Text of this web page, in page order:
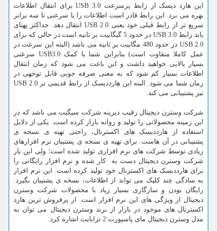
این هارد دیسک از رابط پرسرعت USB 3.0 برای انتقال اطلاعات
بهره می برد. این رابط قادر است اطلاعات را با سرعتی تا سه برابر
سریع تر از رابط قبلی خود یعنی USB 2.0 انتقال دهد. حداکثر پهنای
باند رابط USB 3.0 در حدود 5 گیگابیت بر ثانیه است در حالی که برای
USB 2.0 در حدود 480 مگابیت بر ثانیه می باشد (البته این سرعت در
عمل کاملا متفاوت است) بنابراین شما با کمک USB3.0 سرعتی
بسیار بالایی خواهید داشت و این باعث می شود که زمان انتقال
اطلاعات بسیار کم شود که به معنی صرفه جویی قابل توجهی در
زمان شما می شود. البته این هارددیسک از رابط قدیمی تر USB 2.0
نیز پشتیبانی می کند.
شرکت وسترن دیجیتال رقیب دیرینه شرکت سیگیت می باشد که در
این زمینه محصولاتی را تولید و روانه بازار کرده است. یکی از دلایل
استفاده از هارددیسک های اکسترنال، راحتی تهیه ی نسخه ی
پشتیبانی در آن هاست. برای تهیه ی نسخه ی پشتیبان نرم افزارهای
زیادی توسط شرکت های نرم افزاری تولید شده است؛ ولی این بار
شرکت وسترن دیجیتال دست به کار شده و نرم افزار رایگانی را
برای هارددیسک های اکسترنال خود تولید کرده است. این نرم افزار
به سادگی چند کلیک می تواند از اطلاعات، نسخه ی پشتیبان بگیرد.
رایگان بودن و سازگاری بسیار زیاد با محصولات شرکت وسترن
دیجیتال از ویژگی های این نرم افزار است. از پرفروش ترین هارد
اکسترنال های موجود در بازار از برند وسترن دیجیتال می توان به
مدل وسترن دیجیتال مای پاسپورت 2 ترابایت اشاره کرد.